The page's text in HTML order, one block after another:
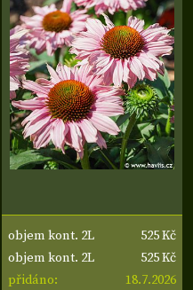
objem kont. 2L
525 Kč
objem kont. 2L
525 Kč
přidáno:
18.7.2026